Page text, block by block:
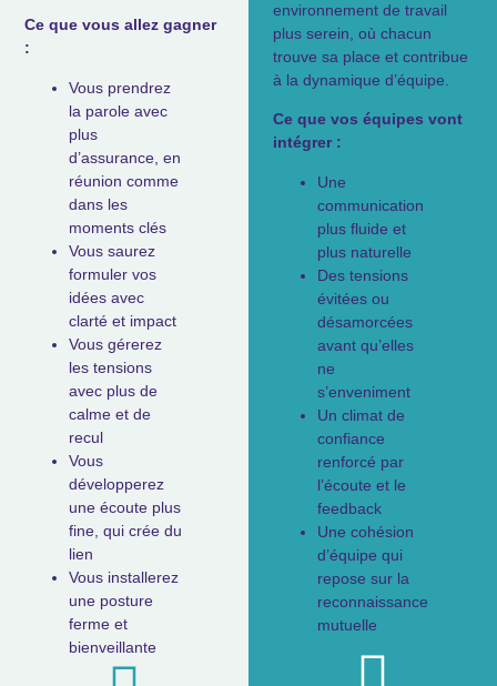
Ce que vous allez gagner
:
Vous prendrez
la parole avec
plus
d’assurance, en
réunion comme
dans les
moments clés
Vous saurez
formuler vos
idées avec
clarté et impact
Vous gérerez
les tensions
avec plus de
calme et de
recul
Vous
développerez
une écoute plus
fine, qui crée du
lien
Vous installerez
une posture
ferme et
bienveillante
environnement de travail
plus serein, où chacun
trouve sa place et contribue
à la dynamique d’équipe.
Ce que vos équipes vont
intégrer :
Une
communication
plus fluide et
plus naturelle
Des tensions
évitées ou
désamorcées
avant qu’elles
ne
s’enveniment
Un climat de
confiance
renforcé par
l’écoute et le
feedback
Une cohésion
d’équipe qui
repose sur la
reconnaissance
mutuelle